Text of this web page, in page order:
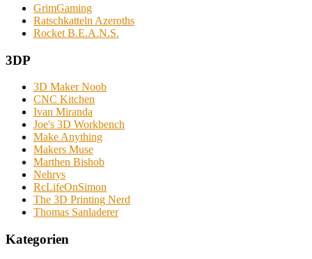
GrimGaming
Ratschkatteln Azeroths
Rocket B.E.A.N.S.
3DP
3D Maker Noob
CNC Kitchen
Ivan Miranda
Joe's 3D Workbench
Make Anything
Makers Muse
Marthen Bishob
Nehrys
RcLifeOnSimon
The 3D Printing Nerd
Thomas Sanladerer
Kategorien